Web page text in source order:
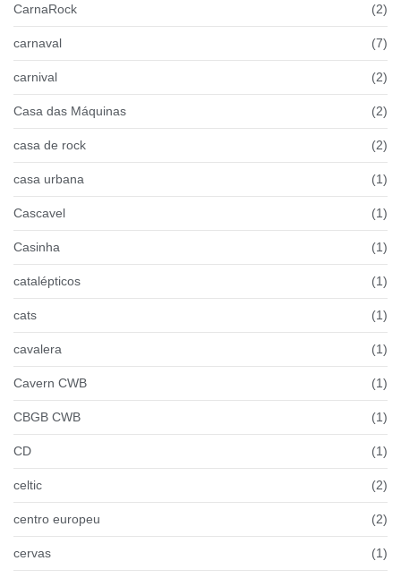
CarnaRock (2)
carnaval (7)
carnival (2)
Casa das Máquinas (2)
casa de rock (2)
casa urbana (1)
Cascavel (1)
Casinha (1)
catalépticos (1)
cats (1)
cavalera (1)
Cavern CWB (1)
CBGB CWB (1)
CD (1)
celtic (2)
centro europeu (2)
cervas (1)